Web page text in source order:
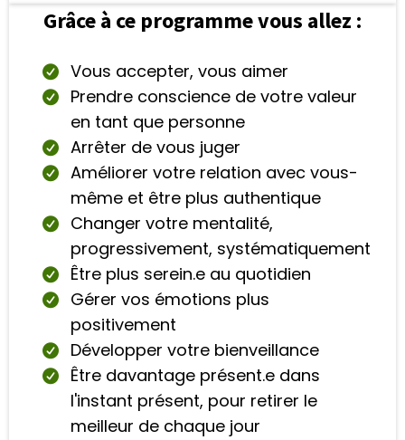
Grâce à ce programme vous allez :
Vous accepter, vous aimer
Prendre conscience de votre valeur
en tant que personne
Arrêter de vous juger
Améliorer votre relation avec vous-
même et être plus authentique
Changer votre mentalité,
progressivement, systématiquement
Être plus serein.e au quotidien
Gérer vos émotions plus
positivement
Développer votre bienveillance
Être davantage présent.e dans
l'instant présent, pour retirer le
meilleur de chaque jour